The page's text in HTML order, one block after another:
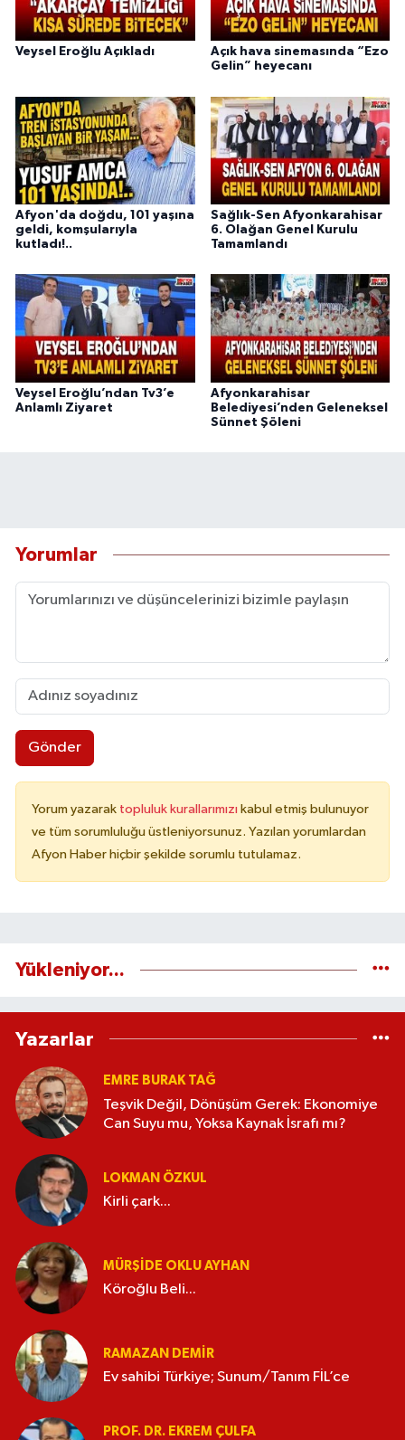
Veysel Eroğlu Açıkladı
Açık hava sinemasında “Ezo
Gelin” heyecanı
Afyon'da doğdu, 101 yaşına
geldi, komşularıyla
kutladı!..
Sağlık-Sen Afyonkarahisar
6. Olağan Genel Kurulu
Tamamlandı
Veysel Eroğlu’ndan Tv3’e
Anlamlı Ziyaret
Afyonkarahisar
Belediyesi’nden Geleneksel
Sünnet Şöleni
Yorumlar
Gönder
Yorum yazarak topluluk kurallarımızı kabul etmiş bulunuyor
ve tüm sorumluluğu üstleniyorsunuz. Yazılan yorumlardan
Afyon Haber hiçbir şekilde sorumlu tutulamaz.
Yükleniyor...
Yazarlar
EMRE BURAK TAĞ
Teşvik Değil, Dönüşüm Gerek: Ekonomiye
Can Suyu mu, Yoksa Kaynak İsrafı mı?
LOKMAN ÖZKUL
Kirli çark...
MÜRŞIDE OKLU AYHAN
Köroğlu Beli...
RAMAZAN DEMİR
Ev sahibi Türkiye; Sunum/Tanım FİL’ce
PROF. DR. EKREM ÇULFA